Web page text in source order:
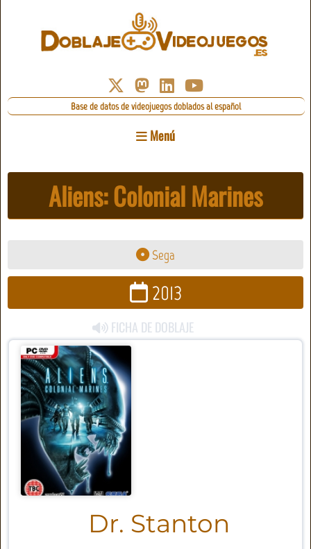
Base de datos de videojuegos doblados al español
Menú
Aliens: Colonial Marines
Sega
2013
FICHA DE DOBLAJE
Dr. Stanton